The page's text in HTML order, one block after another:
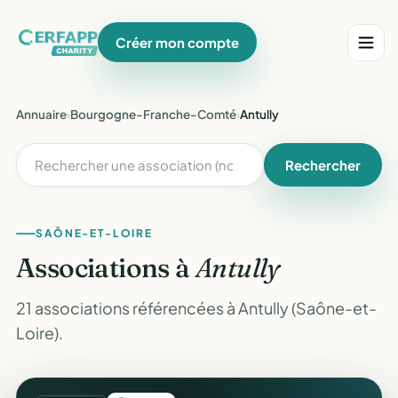
Créer mon compte
Annuaire›Bourgogne-Franche-Comté›Antully
Rechercher
SAÔNE-ET-LOIRE
Associations àAntully
21 associations référencées à Antully (Saône-et-
Loire).